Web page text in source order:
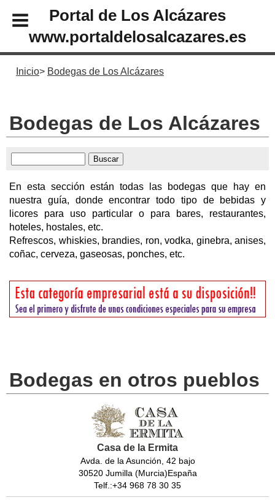
Portal de Los Alcázares
www.portaldelosalcazares.es
Inicio Bodegas de Los Alcázares
Bodegas de Los Alcázares
En esta sección están todas las bodegas que hay en
nuestra guía, donde encontrar todo tipo de bebidas y
licores para uso particular o para bares, restaurantes,
hoteles, hostales, etc.
Refrescos, whiskies, brandies, ron, vodka, ginebra, anises,
coñac, cerveza, gaseosas, ponches, etc.
Bodegas en otros pueblos
Casa de la Ermita
Avda. de la Asunción, 42 bajo
30520 Jumilla (Murcia)España
Telf.:+34 968 78 30 35